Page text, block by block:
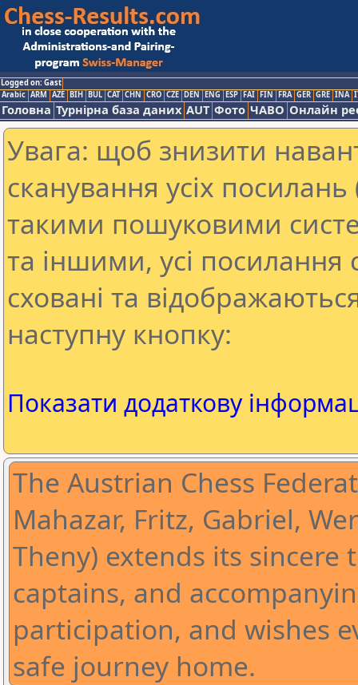
Logged on: Gast
Arabic ARM AZE BIH BUL CAT CHN CRO CZE DEN ENG ESP FAI FIN FRA GER GRE INA
Головна Турнірна база даних AUT Фото ЧАВО Онлайн
Увага: щоб знизити
сканування усіх
такими пошуковими
та іншими, усі посилання
сховані та
наступну кнопку:
Показати додаткову
The Austrian Chess
Mahazar, Fritz, Gabriel,
Theny) extends its sincere
captains, and
participation, and wishes
safe journey home.